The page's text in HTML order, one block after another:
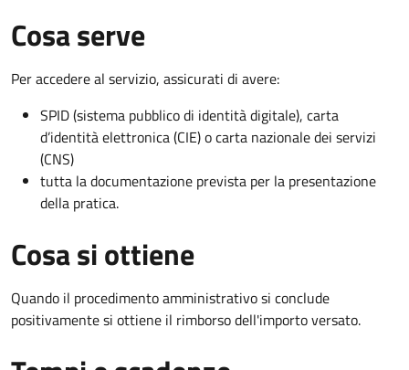
Cosa serve
Per accedere al servizio, assicurati di avere:
SPID (sistema pubblico di identità digitale), carta
d’identità elettronica (CIE) o carta nazionale dei servizi
(CNS)
tutta la documentazione prevista per la presentazione
della pratica.
Cosa si ottiene
Quando il procedimento amministrativo si conclude
positivamente si ottiene il rimborso dell'importo versato.